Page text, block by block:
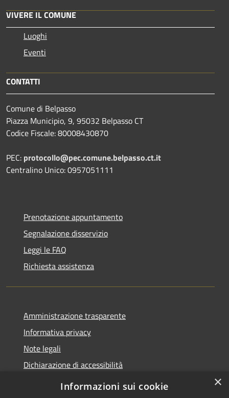
VIVERE IL COMUNE
Luoghi
Eventi
CONTATTI
Comune di Belpasso
Piazza Municipio, 9, 95032 Belpasso CT
Codice Fiscale: 80008430870
PEC: protocollo@pec.comune.belpasso.ct.it
Centralino Unico: 0957051111
Prenotazione appuntamento
Segnalazione disservizio
Leggi le FAQ
Richiesta assistenza
Amministrazione trasparente
Informativa privacy
Note legali
Dichiarazione di accessibilità
×
Informazioni sui cookie